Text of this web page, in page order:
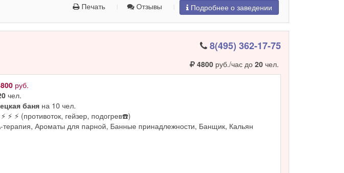
Печать Отзывы Подробнее о заведении
8(495) 362-17-75
4800руб./час до 20чел.
руб.
чел.
баня на 10 чел.
⚡ ⚡ (противоток, гейзер, подогрев☎️)
терапия, Ароматы для парной, Банные принадлежности, Банщик, Кальян